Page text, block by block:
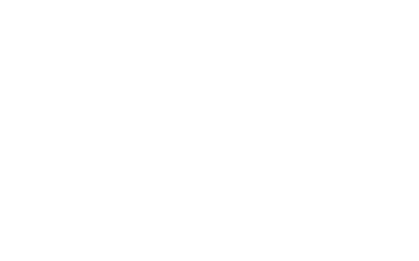
提供させていただ
ご了承ください。
づき作成されるも
とをご了承くださ
制御機器販売店・
品です。
はありません。
品です。
を得ず変更すること
ル類) : 1000ppm、
) : 1000ppm、
規制貨物等」とい
引許可)を取得する
必要な手段を講じ
にこれらの製造装